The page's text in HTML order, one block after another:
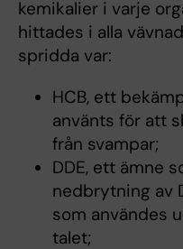
kemikalier i varje
hittades i alla
spridda var:
HCB, ett
använts för att
från svampar;
DDE, ett ämne
nedbrytning av
som användes
talet;